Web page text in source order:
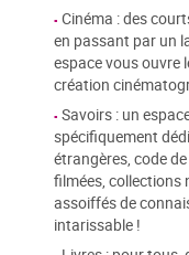
Cinéma : des
en passant par un
espace vous ouvre
création
Savoirs : un
spécifiquement
étrangères, code
filmées, collections
assoiffés de
intarissable !